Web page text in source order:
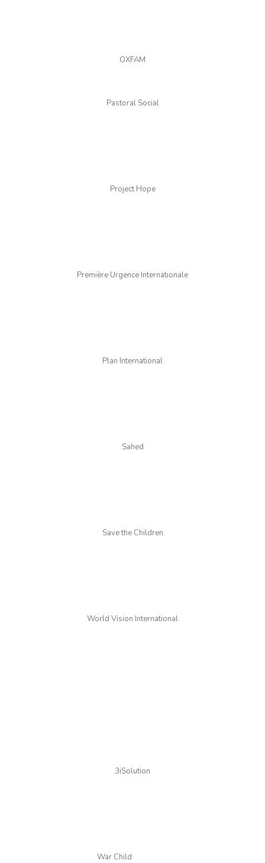
OXFAM
Pastoral Social
Project Hope
Première Urgence Internationale
Plan International
Sahed
Save the Children
World Vision International
3iSolution
War Child